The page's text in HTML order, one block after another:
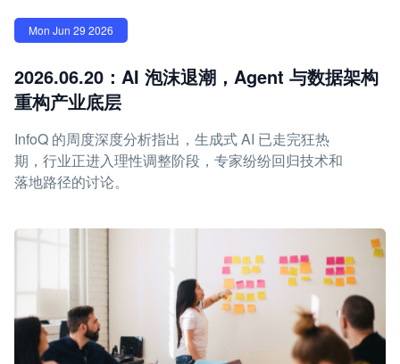
Mon Jun 29 2026
2026.06.20：AI 泡沫退潮，Agent 与数据架构
重构产业底层
InfoQ 的周度深度分析指出，生成式 AI 已走完狂热
期，行业正进入理性调整阶段，专家纷纷回归技术和
落地路径的讨论。